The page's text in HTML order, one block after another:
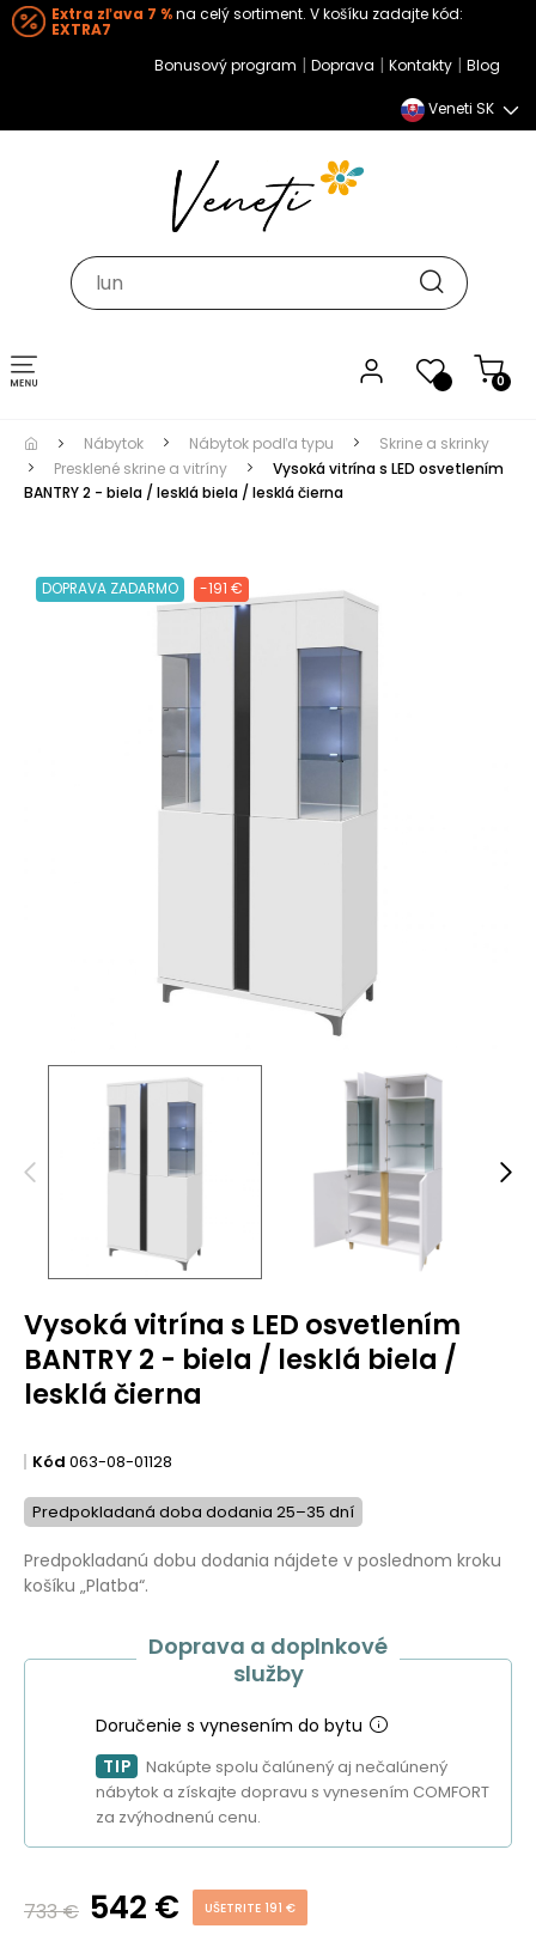
Extra zľava 7 %na celý sortiment. V košíku zadajte kód:
EXTRA7
Bonusový program | Doprava | Kontakty | Blog
Veneti SK
0
Toggle navigation
Nábytok Nábytok podľa typu
Skrine a skrinky
Presklené skrine a vitríny
Vysoká vitrína s LED osvetlením
BANTRY 2 - biela / lesklá biela / lesklá čierna
DOPRAVA ZADARMO -191 €
Vysoká vitrína s LED osvetlením
BANTRY 2 - biela / lesklá biela /
lesklá čierna
Kód 063-08-01128
Predpokladaná doba dodania 25–35 dní
Predpokladanú dobu dodania nájdete v poslednom kroku
košíku „Platba“.
Doprava a doplnkové
služby
Doručenie s vynesením do bytu
TIP
Nakúpte spolu čalúnený aj nečalúnený
nábytok a získajte dopravu s vynesením COMFORT
za zvýhodnenú cenu.
733 € 542 € UŠETRITE 191 €